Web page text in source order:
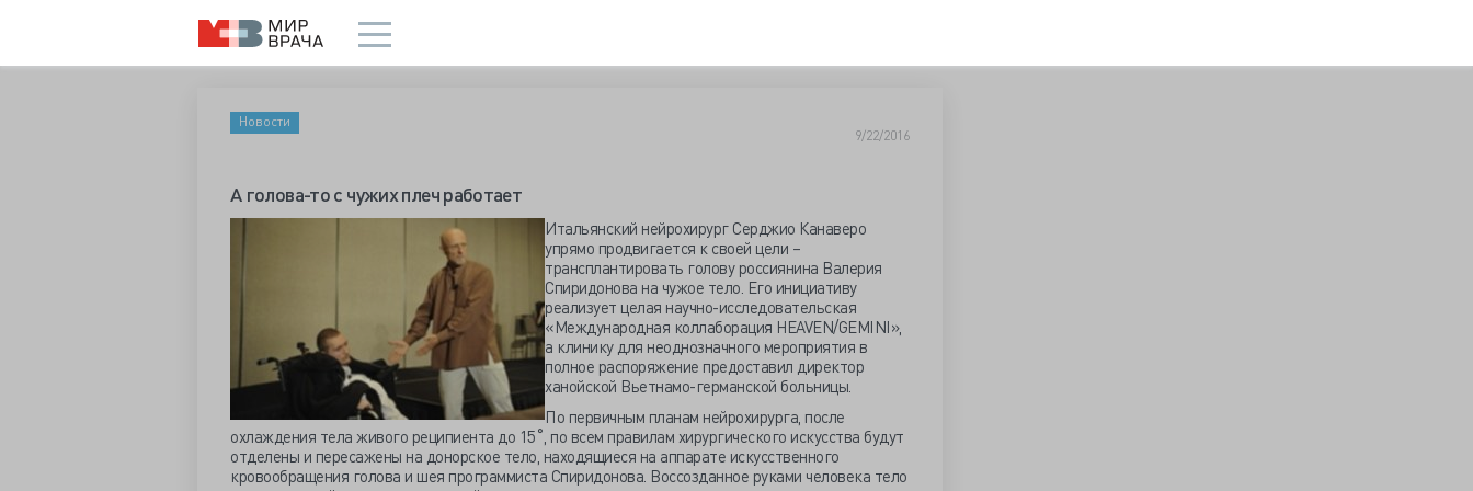
Новости
9/22/2016
А голова-то с чужих плеч работает
Итальянский нейрохирург Серджио Канаверо
упрямо продвигается к своей цели –
трансплантировать голову россиянина Валерия
Спиридонова на чужое тело. Его инициативу
реализует целая научно-исследовательская
«Международная коллаборация HEAVEN/GEMINI»,
а клинику для неоднозначного мероприятия в
полное распоряжение предоставил директор
ханойской Вьетнамо-германской больницы.
По первичным планам нейрохирурга, после
охлаждения тела живого реципиента до 15˚, по всем правилам хирургического искусства будут
отделены и пересажены на донорское тело, находящиеся на аппарате искусственного
кровообращения голова и шея программиста Спиридонова. Воссозданное руками человека тело